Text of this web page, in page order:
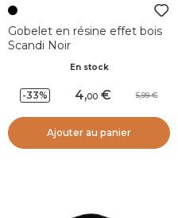
Gobelet en résine effet bois
Scandi Noir
En stock
-33% 4,00 5,99
Ajouter au panier